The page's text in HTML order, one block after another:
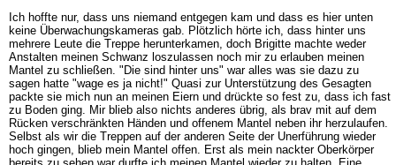
Ich hoffte nur, dass uns niemand entgegen kam und dass es hier unten
keine Überwachungskameras gab. Plötzlich hörte ich, dass hinter uns
mehrere Leute die Treppe herunterkamen, doch Brigitte machte weder
Anstalten meinen Schwanz loszulassen noch mir zu erlauben meinen
Mantel zu schließen. "Die sind hinter uns" war alles was sie dazu zu
sagen hatte "wage es ja nicht!" Quasi zur Unterstützung des Gesagten
packte sie mich nun an meinen Eiern und drückte so fest zu, dass ich fast
zu Boden ging. Mir blieb also nichts anderes übrig, als brav mit auf dem
Rücken verschränkten Händen und offenem Mantel neben ihr herzulaufen.
Selbst als wir die Treppen auf der anderen Seite der Unerführung wieder
hoch gingen, blieb mein Mantel offen. Erst als mein nackter Oberkörper